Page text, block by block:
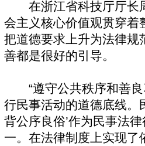
在浙江省科技厅厅长
会主义核心价值观贯穿着
把道德要求上升为法律规
善都是很好的引导。
“遵守公共秩序和善良
行民事活动的道德底线。
背公序良俗’作为民事法
一。在法律制度上实现了